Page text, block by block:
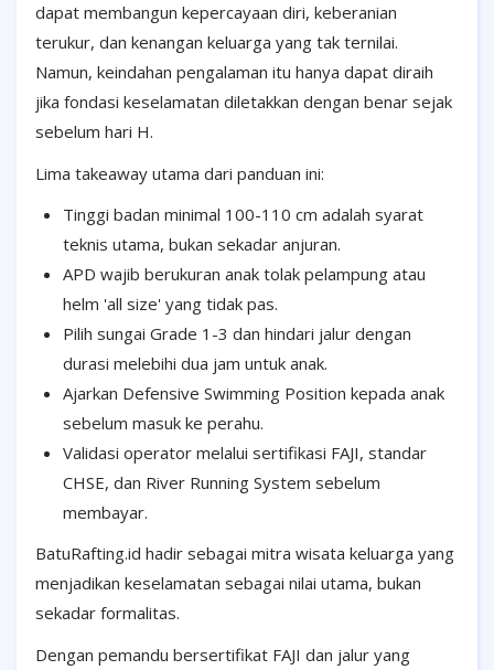
dapat membangun kepercayaan diri, keberanian
terukur, dan kenangan keluarga yang tak ternilai.
Namun, keindahan pengalaman itu hanya dapat diraih
jika fondasi keselamatan diletakkan dengan benar sejak
sebelum hari H.
Lima takeaway utama dari panduan ini:
Tinggi badan minimal 100-110 cm adalah syarat
teknis utama, bukan sekadar anjuran.
APD wajib berukuran anak tolak pelampung atau
helm 'all size' yang tidak pas.
Pilih sungai Grade 1-3 dan hindari jalur dengan
durasi melebihi dua jam untuk anak.
Ajarkan Defensive Swimming Position kepada anak
sebelum masuk ke perahu.
Validasi operator melalui sertifikasi FAJI, standar
CHSE, dan River Running System sebelum
membayar.
BatuRafting.id hadir sebagai mitra wisata keluarga yang
menjadikan keselamatan sebagai nilai utama, bukan
sekadar formalitas.
Dengan pemandu bersertifikat FAJI dan jalur yang